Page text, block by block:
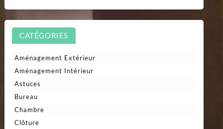
CATÉGORIES
Aménagement Extérieur
Aménagement Intérieur
Astuces
Bureau
Chambre
Clôture